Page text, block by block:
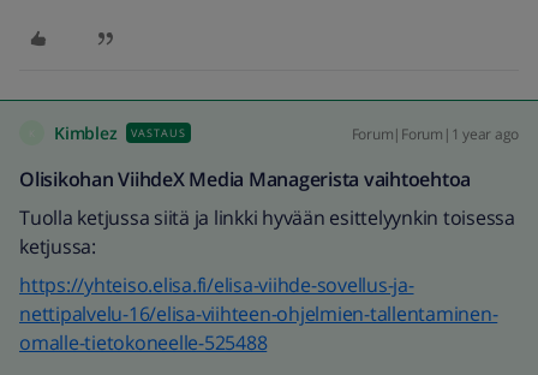
Kimblez VASTAUS Forum|Forum|1 year ago
OlisikohanViihdeX Media Managerista vaihtoehtoa
Tuolla ketjussa siitä ja linkki hyvään esittelyynkin toisessa
ketjussa:
https://yhteiso.elisa.fi/elisa-viihde-sovellus-ja-
nettipalvelu-16/elisa-viihteen-ohjelmien-tallentaminen-
omalle-tietokoneelle-525488